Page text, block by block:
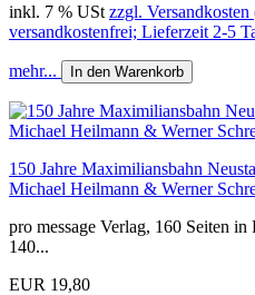
inkl. 7 % USt zzgl.
versandkostenfrei; Lieferzeit 2-5
mehr... In den Warenkorb
150 Jahre Maximiliansbahn
Michael Heilmann & Werner
pro message Verlag, 160 Seiten
140...
EUR 19,80